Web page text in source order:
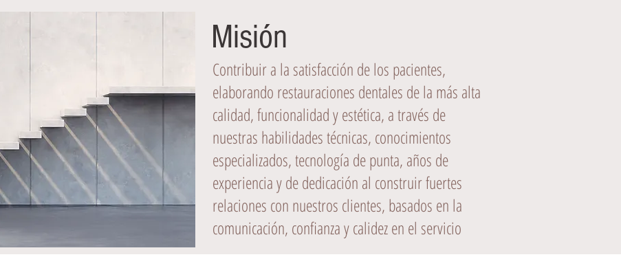
Misión
Contribuir a la satisfacción de los pacientes,
elaborando restauraciones dentales de la más alta
calidad, funcionalidad y estética, a través de
nuestras habilidades técnicas, conocimientos
especializados, tecnología de punta, años de
experiencia y de dedicación al construir fuertes
relaciones con nuestros clientes, basados en la
comunicación, confianza y calidez en el servicio